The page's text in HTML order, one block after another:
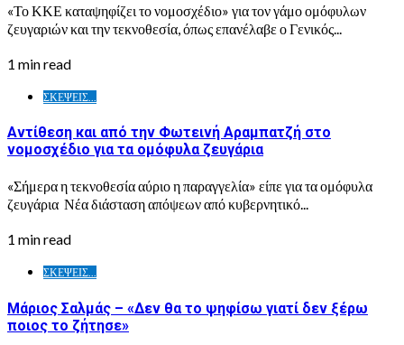
«Το ΚΚΕ καταψηφίζει το νομοσχέδιο» για τον γάμο ομόφυλων
ζευγαριών και την τεκνοθεσία, όπως επανέλαβε ο Γενικός...
1 min read
ΣΚΕΨΕΙΣ...
Αντίθεση και από την Φωτεινή Αραμπατζή στο
νομοσχέδιο για τα ομόφυλα ζευγάρια
«Σήμερα η τεκνοθεσία αύριο η παραγγελία» είπε για τα ομόφυλα
ζευγάρια Νέα διάσταση απόψεων από κυβερνητικό...
1 min read
ΣΚΕΨΕΙΣ...
Μάριος Σαλμάς – «Δεν θα το ψηφίσω γιατί δεν ξέρω
ποιος το ζήτησε»